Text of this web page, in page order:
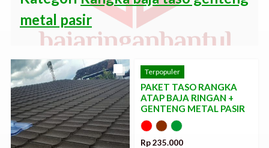
metal pasir
Terpopuler
PAKET TASO RANGKA
ATAP BAJA RINGAN +
GENTENG METAL PASIR
Rp 235.000